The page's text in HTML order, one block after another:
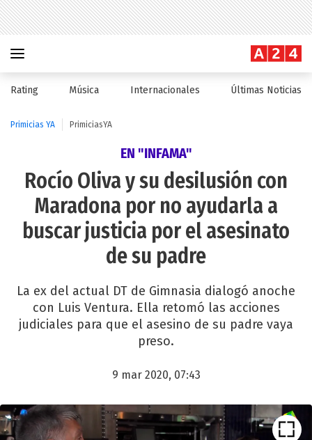
Rating Música Internacionales Últimas Noticias
Primicias YA PrimiciasYA
EN "INFAMA"
Rocío Oliva y su desilusión con
Maradona por no ayudarla a
buscar justicia por el asesinato
de su padre
La ex del actual DT de Gimnasia dialogó anoche
con Luis Ventura. Ella retomó las acciones
judiciales para que el asesino de su padre vaya
preso.
9 mar 2020, 07:43